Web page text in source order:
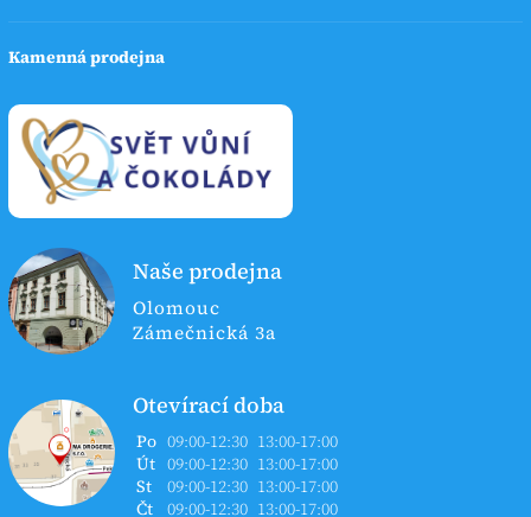
Kamenná prodejna
Naše prodejna
Olomouc
Zámečnická 3a
Otevírací doba
Po 09:00-12:30 13:00-17:00
Út 09:00-12:30 13:00-17:00
St
09:00-12:30 13:00-17:00
Čt 09:00-12:30 13:00-17:00